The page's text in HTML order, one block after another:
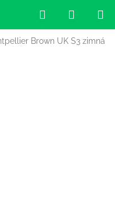
Hľadať
KOŠÍK
Brown UK S3 zimná